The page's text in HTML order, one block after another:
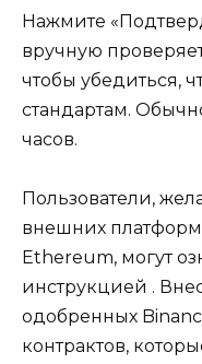
Нажмите
вручную
чтобы убедиться,
стандартам.
часов.
Пользователи,
внешних
Ethereum, могут
инструкцией .
одобренных
контрактов,